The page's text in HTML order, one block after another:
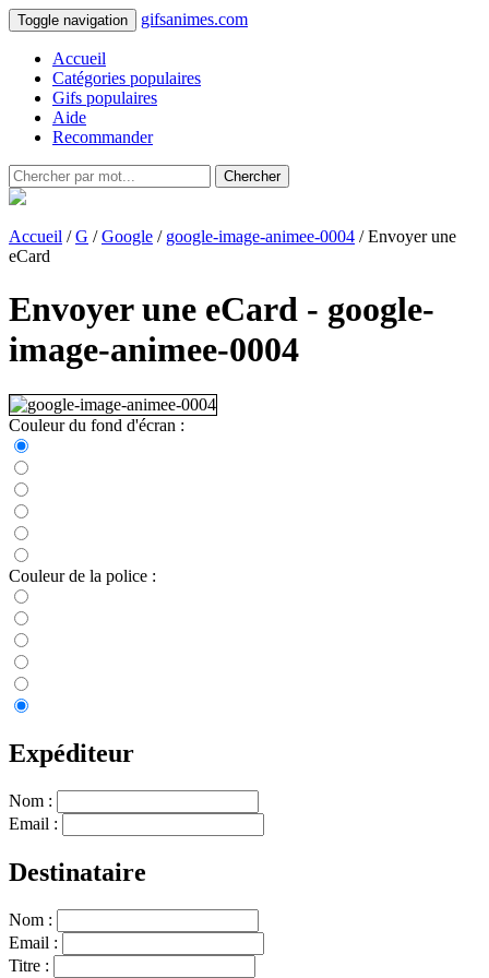
Toggle navigation gifsanimes.com
Accueil
Catégories populaires
Gifs populaires
Aide
Recommander
Chercher
Accueil /G /Google / google-image-animee-0004 / Envoyer une
eCard
Envoyer une eCard - google-
image-animee-0004
Couleur du fond d'écran :
Couleur de la police :
Expéditeur
Nom :
Email :
Destinataire
Nom :
Email :
Titre :